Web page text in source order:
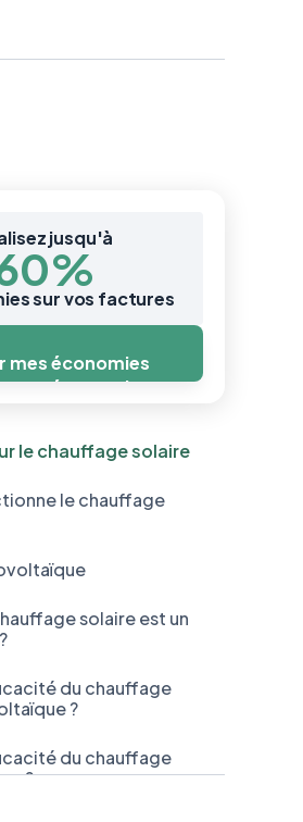
jusqu'à
sur vos factures
mes économies
mes économies
le chauffage solaire
le chauffage
solaire est un
du chauffage
?
du chauffage
?